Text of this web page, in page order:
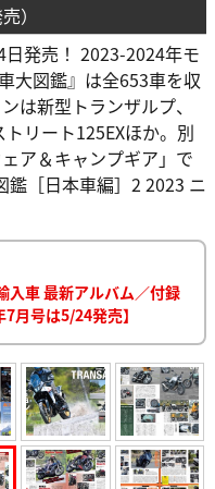
）
発売！ 2023-2024年モ
大図鑑』は全653車を収
は新型トランザルプ、
リート125EXほか。別
ア＆キャンプギア」で
鑑［日本車編］2 2023 ニ
入車 最新アルバム／付録
月号は5/24発売】